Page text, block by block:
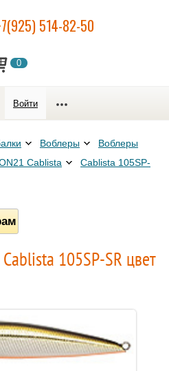
0
514-82-50
Войти
Воблеры
Воблеры
Cablista
Cablista 105SP-
105SP-SR цвет